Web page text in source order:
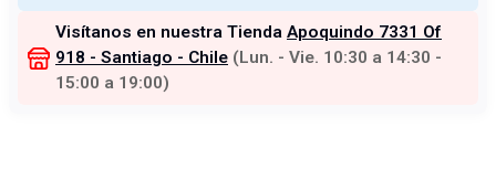
Visítanos en nuestra Tienda Apoquindo 7331 Of
918 - Santiago - Chile (Lun. - Vie. 10:30 a 14:30 -
15:00 a 19:00)